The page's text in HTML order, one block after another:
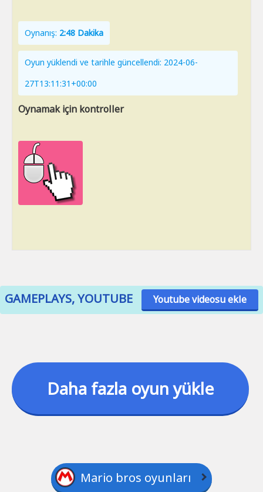
Oynanış: 2:48 Dakika
Oyun yüklendi ve tarihle güncellendi: 2024-06-
27T13:11:31+00:00
Oynamak için kontroller
GAMEPLAYS, YOUTUBE Youtube videosu ekle
Daha fazla oyun yükle
Mario bros oyunları